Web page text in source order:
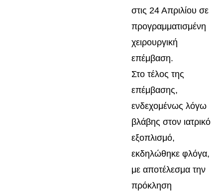
στις 24 Απριλίου σε
προγραμματισμένη
χειρουργική
επέμβαση.
Στο τέλος της
επέμβασης,
ενδεχομένως λόγω
βλάβης στον ιατρικό
εξοπλισμό,
εκδηλώθηκε φλόγα,
με αποτέλεσμα την
πρόκληση